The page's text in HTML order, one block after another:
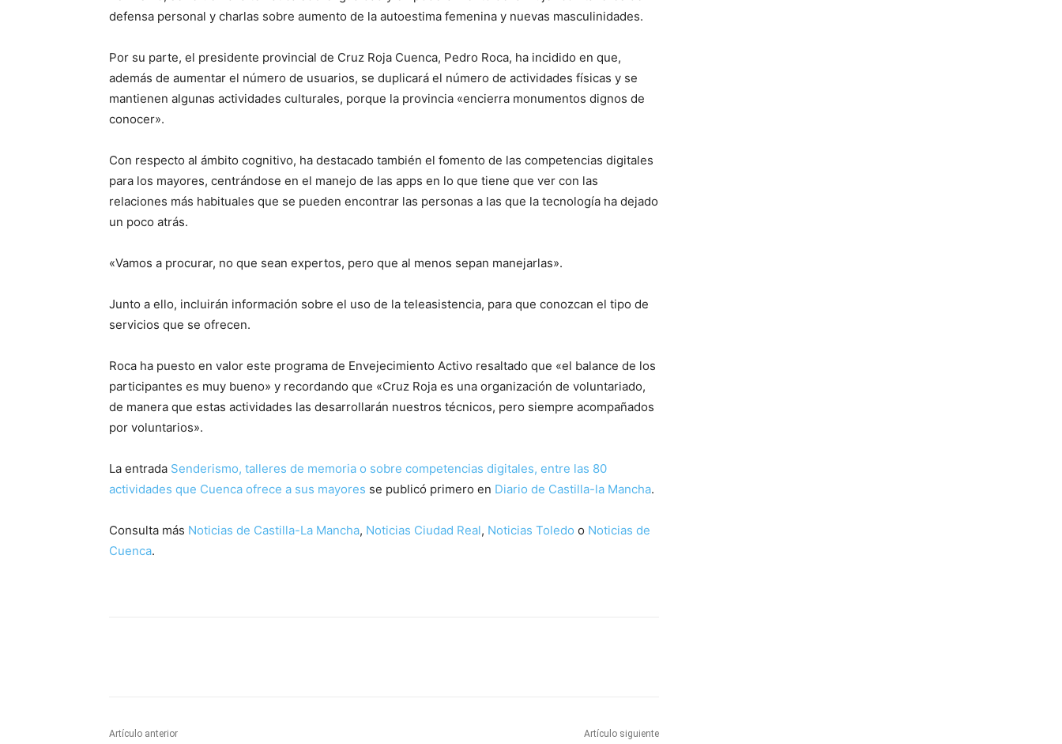
defensa personal y charlas sobre aumento de la autoestima femenina y nuevas masculinidades.
Por su parte, el presidente provincial de Cruz Roja Cuenca, Pedro Roca, ha incidido en que,
además de aumentar el número de usuarios, se duplicará el número de actividades físicas y se
mantienen algunas actividades culturales, porque la provincia «encierra monumentos dignos de
conocer».
Con respecto al ámbito cognitivo, ha destacado también el fomento de las competencias digitales
para los mayores, centrándose en el manejo de las apps en lo que tiene que ver con las
relaciones más habituales que se pueden encontrar las personas a las que la tecnología ha dejado
un poco atrás.
«Vamos a procurar, no que sean expertos, pero que al menos sepan manejarlas».
Junto a ello, incluirán información sobre el uso de la teleasistencia, para que conozcan el tipo de
servicios que se ofrecen.
Roca ha puesto en valor este programa de Envejecimiento Activo resaltado que «el balance de los
participantes es muy bueno» y recordando que «Cruz Roja es una organización de voluntariado,
de manera que estas actividades las desarrollarán nuestros técnicos, pero siempre acompañados
por voluntarios».
La entrada Senderismo, talleres de memoria o sobre competencias digitales, entre las 80
actividades que Cuenca ofrece a sus mayores se publicó primero en Diario de Castilla-la Mancha.
Consulta más Noticias de Castilla-La Mancha, Noticias Ciudad Real, Noticias Toledo o Noticias de
Cuenca.
Artículo anterior Artículo siguiente